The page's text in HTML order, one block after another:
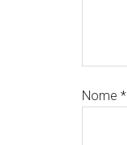
Nome *